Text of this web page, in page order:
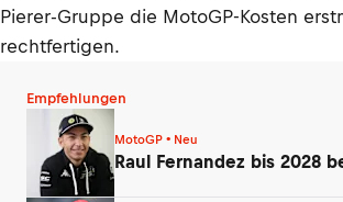
Pierer-Gruppe die MotoGP-Kosten
rechtfertigen.
Empfehlungen
MotoGP • Neu
Raul Fernandez bis 2028